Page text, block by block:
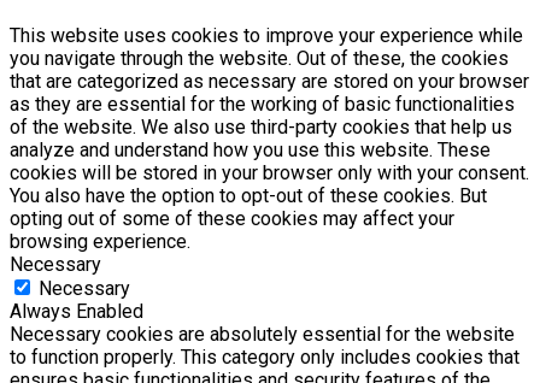
This website uses cookies to improve your experience while
you navigate through the website. Out of these, the cookies
that are categorized as necessary are stored on your browser
as they are essential for the working of basic functionalities
of the website. We also use third-party cookies that help us
analyze and understand how you use this website. These
cookies will be stored in your browser only with your consent.
You also have the option to opt-out of these cookies. But
opting out of some of these cookies may affect your
browsing experience.
Necessary
Necessary
Always Enabled
Necessary cookies are absolutely essential for the website
to function properly. This category only includes cookies that